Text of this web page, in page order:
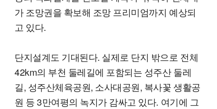
가 조망권을 확보해 조망 프리미엄까지 예상되
고 있다.
단지설계도 기대된다. 실제로 단지 밖으로 전체
42km의 부천 둘레길에 포함되는 성주산 둘레
길, 성주산체육공원, 소사대공원, 복사꽃 생활공
원 등 3만여평의 녹지가 감싸고 있다. 여기에 그